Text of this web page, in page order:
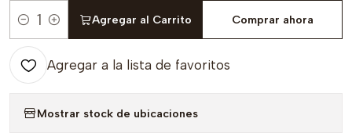
Cantidad
Agregar al Carrito Comprar ahora
Agregar a la lista de favoritos
Mostrar stock de ubicaciones